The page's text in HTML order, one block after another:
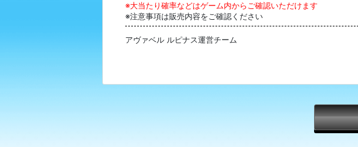
※大当たり確率などはゲーム内からご確認いただけます
※注意事項は販売内容をご確認ください
アヴァベル ルピナス運営チーム